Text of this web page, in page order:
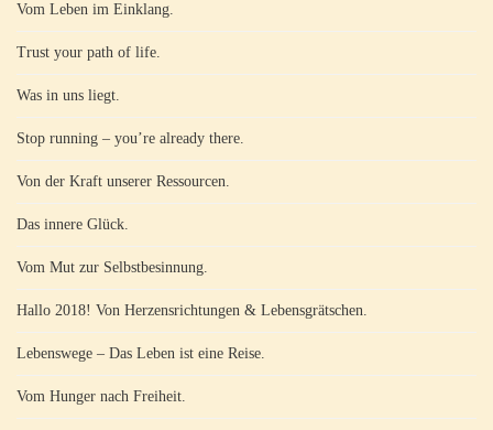
Vom Leben im Einklang.
Trust your path of life.
Was in uns liegt.
Stop running – you’re already there.
Von der Kraft unserer Ressourcen.
Das innere Glück.
Vom Mut zur Selbstbesinnung.
Hallo 2018! Von Herzensrichtungen & Lebensgrätschen.
Lebenswege – Das Leben ist eine Reise.
Vom Hunger nach Freiheit.